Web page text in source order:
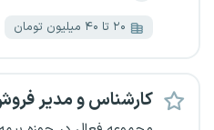
۲۰ تا ۴۰ میلیون تومان
کارشناس و مدیر